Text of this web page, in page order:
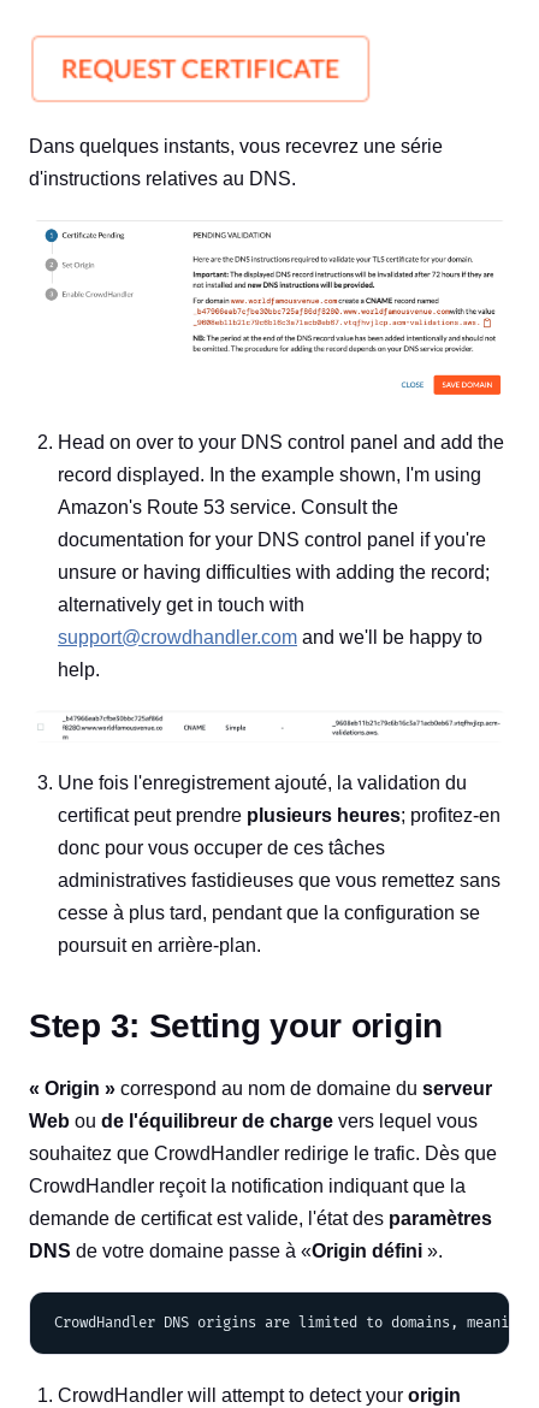
Dans quelques instants, vous recevrez une série
d'instructions relatives au DNS.
Head on over to your DNS control panel and add the
record displayed. In the example shown, I'm using
Amazon's Route 53 service. Consult the
documentation for your DNS control panel if you're
unsure or having difficulties with adding the record;
alternatively get in touch with
support@crowdhandler.com and we'll be happy to
help.
Une fois l'enregistrement ajouté, la validation du
certificat peut prendre plusieurs heures; profitez-en
donc pour vous occuper de ces tâches
administratives fastidieuses que vous remettez sans
cesse à plus tard, pendant que la configuration se
poursuit en arrière-plan.
Step 3: Setting your origin
« Origin » correspond au nom de domaine du serveur
Web ou de l'équilibreur de charge vers lequel vous
souhaitez que CrowdHandler redirige le trafic. Dès que
CrowdHandler reçoit la notification indiquant que la
demande de certificat est valide, l'état des paramètres
DNS de votre domaine passe à «Origin défini ».
CrowdHandler will attempt to detect your origin